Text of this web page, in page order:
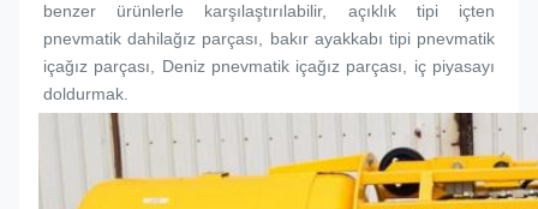
benzer ürünlerle karşılaştırılabilir, açıklık tipi içten
pnevmatik dahilağız parçası , bakır ayakkabı tipi pnevmatik
içağız parçası , Deniz pnevmatik içağız parçası , iç piyasayı
doldurmak.